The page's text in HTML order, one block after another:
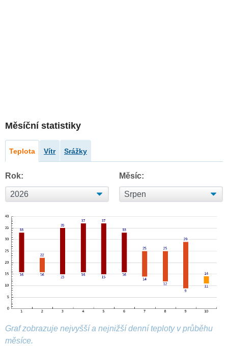
Měsíční statistiky
Teplota Vítr Srážky
Rok: Měsíc:
Graf zobrazuje nejvyšší a nejnižší denní teploty v průběhu
měsíce.